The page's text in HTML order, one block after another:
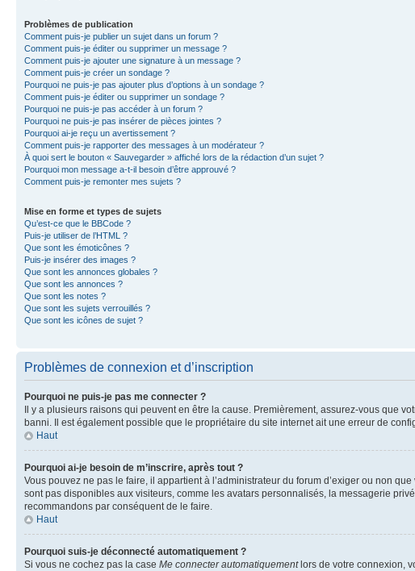
Problèmes de publication
Comment puis-je publier un sujet dans un forum ?
Comment puis-je éditer ou supprimer un message ?
Comment puis-je ajouter une signature à un message ?
Comment puis-je créer un sondage ?
Pourquoi ne puis-je pas ajouter plus d’options à un sondage ?
Comment puis-je éditer ou supprimer un sondage ?
Pourquoi ne puis-je pas accéder à un forum ?
Pourquoi ne puis-je pas insérer de pièces jointes ?
Pourquoi ai-je reçu un avertissement ?
Comment puis-je rapporter des messages à un modérateur ?
À quoi sert le bouton « Sauvegarder » affiché lors de la rédaction d’un sujet ?
Pourquoi mon message a-t-il besoin d’être approuvé ?
Comment puis-je remonter mes sujets ?
Mise en forme et types de sujets
Qu’est-ce que le BBCode ?
Puis-je utiliser de l’HTML ?
Que sont les émoticônes ?
Puis-je insérer des images ?
Que sont les annonces globales ?
Que sont les annonces ?
Que sont les notes ?
Que sont les sujets verrouillés ?
Que sont les icônes de sujet ?
Problèmes de connexion et d’inscription
Pourquoi ne puis-je pas me connecter ?
Il y a plusieurs raisons qui peuvent en être la cause. Premièrement, assurez-vous que
banni. Il est également possible que le propriétaire du site internet ait une erreur de
Haut
Pourquoi ai-je besoin de m’inscrire, après tout ?
Vous pouvez ne pas le faire, il appartient à l’administrateur du forum d’exiger ou non
sont pas disponibles aux visiteurs, comme les avatars personnalisés, la messagerie
recommandons par conséquent de le faire.
Haut
Pourquoi suis-je déconnecté automatiquement ?
Si vous ne cochez pas la case Me connecter automatiquementlors de votre connexion,